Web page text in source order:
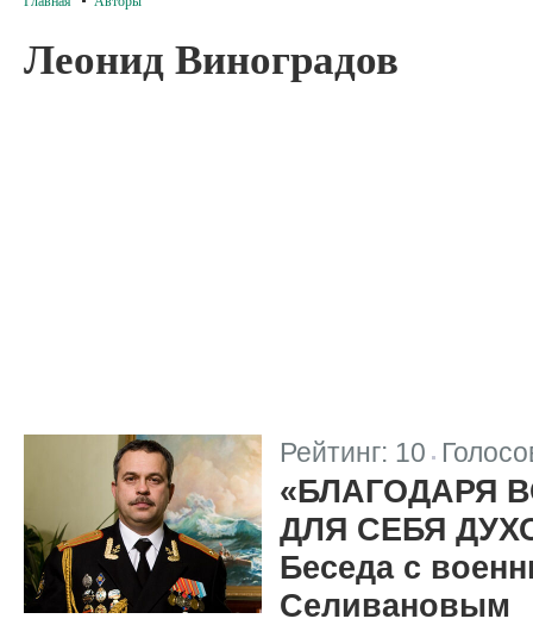
Леонид Виноградов
Рейтинг: 10
«БЛАГОДАРЯ
ДЛЯ СЕБЯ
Беседа с
Селивановым